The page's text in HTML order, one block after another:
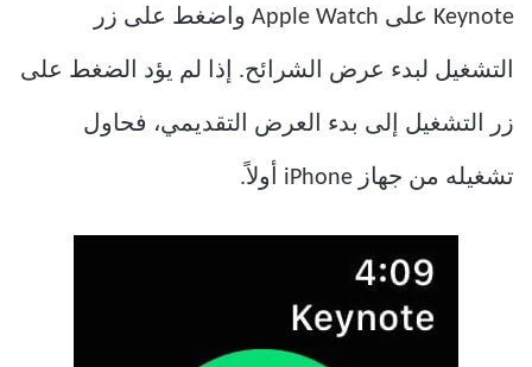
Keynote على Apple Watch واضغط على زر
التشغيل لبدء عرض الشرائح. إذا لم يؤد الضغط على
زر التشغيل إلى بدء العرض التقديمي، فحاول
تشغيله من جهاز iPhone أولاً.